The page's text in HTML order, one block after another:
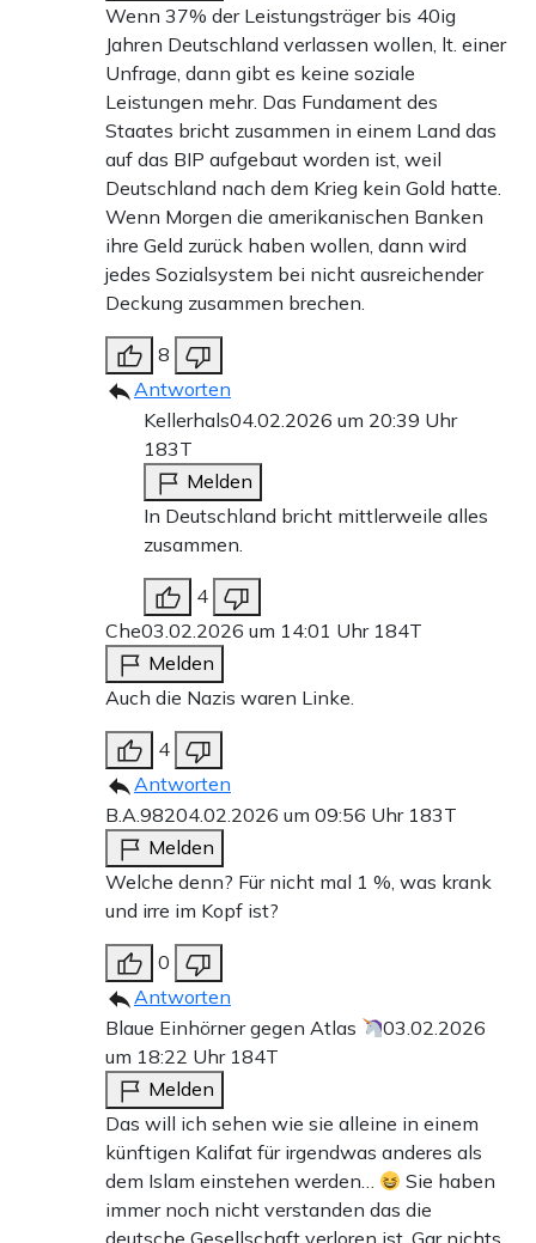
Wenn 37% der Leistungsträger bis 40ig
Jahren Deutschland verlassen wollen, lt. einer
Unfrage, dann gibt es keine soziale
Leistungen mehr. Das Fundament des
Staates bricht zusammen in einem Land das
auf das BIP aufgebaut worden ist, weil
Deutschland nach dem Krieg kein Gold hatte.
Wenn Morgen die amerikanischen Banken
ihre Geld zurück haben wollen, dann wird
jedes Sozialsystem bei nicht ausreichender
Deckung zusammen brechen.
8
Antworten
Kellerhals04.02.2026 um 20:39 Uhr
183T
Melden
In Deutschland bricht mittlerweile alles
zusammen.
4
Che03.02.2026 um 14:01 Uhr 184T
Melden
Auch die Nazis waren Linke.
4
Antworten
B.A.98204.02.2026 um 09:56 Uhr 183T
Melden
Welche denn? Für nicht mal 1 %, was krank
und irre im Kopf ist?
0
Antworten
Blaue Einhörner gegen Atlas
03.02.2026
um 18:22 Uhr 184T
Melden
Das will ich sehen wie sie alleine in einem
künftigen Kalifat für irgendwas anderes als
dem Islam einstehen werden…
Sie haben
immer noch nicht verstanden das die